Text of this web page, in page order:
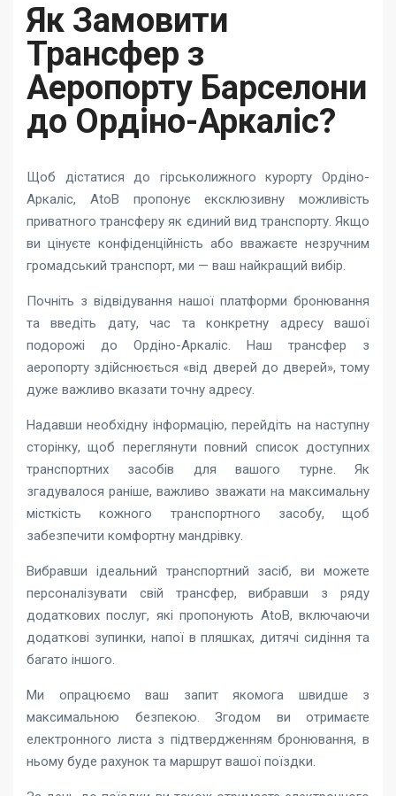
Як Замовити
Трансфер з
Аеропорту Барселони
до Ордіно-Аркаліс?
Щоб дістатися до гірськолижного курорту Ордіно-
Аркаліс, AtoB пропонує ексклюзивну можливість
приватного трансферу як єдиний вид транспорту. Якщо
ви цінуєте конфіденційність або вважаєте незручним
громадський транспорт, ми — ваш найкращий вибір.
Почніть з відвідування нашої платформи бронювання
та введіть дату, час та конкретну адресу вашої
подорожі до Ордіно-Аркаліс. Наш трансфер з
аеропорту здійснюється «від дверей до дверей», тому
дуже важливо вказати точну адресу.
Надавши необхідну інформацію, перейдіть на наступну
сторінку, щоб переглянути повний список доступних
транспортних засобів для вашого турне. Як
згадувалося раніше, важливо зважати на максимальну
місткість кожного транспортного засобу, щоб
забезпечити комфортну мандрівку.
Вибравши ідеальний транспортний засіб, ви можете
персоналізувати свій трансфер, вибравши з ряду
додаткових послуг, які пропонують AtoB, включаючи
додаткові зупинки, напої в пляшках, дитячі сидіння та
багато іншого.
Ми опрацюємо ваш запит якомога швидше з
максимальною безпекою. Згодом ви отримаєте
електронного листа з підтвердженням бронювання, в
ньому буде рахунок та маршрут вашої поїздки.